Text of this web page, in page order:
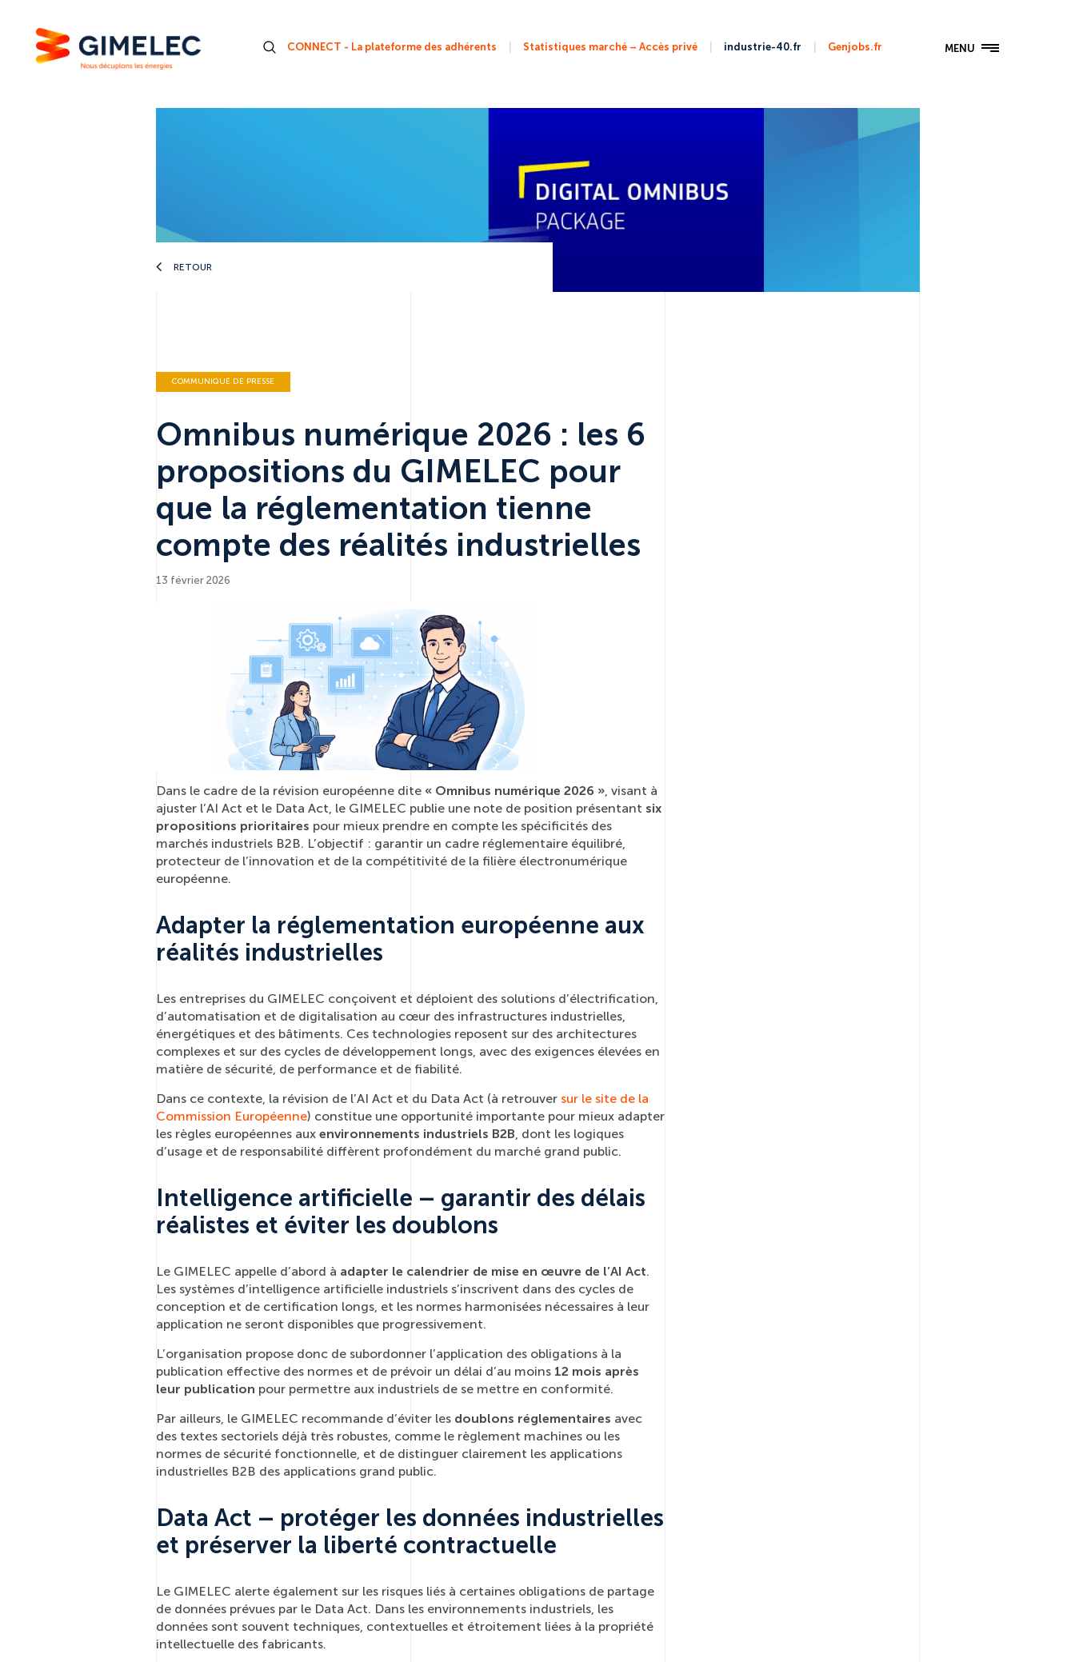
CONNECT - La plateforme des adhérents Statistiques marché – Accès privé industrie-40.fr Genjobs.fr MENU
RETOUR
COMMUNIQUÉ DE PRESSE
Omnibus numérique 2026 : les 6
propositions du GIMELEC pour
que la réglementation tienne
compte des réalités industrielles
13 février 2026
Dans le cadre de la révision européenne dite « Omnibus numérique 2026 », visant à
ajuster l’AI Act et le Data Act, le GIMELEC publie une note de position présentant six
propositions prioritaires pour mieux prendre en compte les spécificités des
marchés industriels B2B. L’objectif : garantir un cadre réglementaire équilibré,
protecteur de l’innovation et de la compétitivité de la filière électronumérique
européenne.
Adapter la réglementation européenne aux
réalités industrielles
Les entreprises du GIMELEC conçoivent et déploient des solutions d’électrification,
d’automatisation et de digitalisation au cœur des infrastructures industrielles,
énergétiques et des bâtiments. Ces technologies reposent sur des architectures
complexes et sur des cycles de développement longs, avec des exigences élevées en
matière de sécurité, de performance et de fiabilité.
Dans ce contexte, la révision de l’AI Act et du Data Act (à retrouver sur le site de la
Commission Européenne) constitue une opportunité importante pour mieux adapter
les règles européennes aux environnements industriels B2B, dont les logiques
d’usage et de responsabilité diffèrent profondément du marché grand public.
Intelligence artificielle – garantir des délais
réalistes et éviter les doublons
Le GIMELEC appelle d’abord à adapter le calendrier de mise en œuvre de l’AI Act.
Les systèmes d’intelligence artificielle industriels s’inscrivent dans des cycles de
conception et de certification longs, et les normes harmonisées nécessaires à leur
application ne seront disponibles que progressivement.
L’organisation propose donc de subordonner l’application des obligations à la
publication effective des normes et de prévoir un délai d’au moins 12 mois après
leur publication pour permettre aux industriels de se mettre en conformité.
Par ailleurs, le GIMELEC recommande d’éviter les doublons réglementaires avec
des textes sectoriels déjà très robustes, comme le règlement machines ou les
normes de sécurité fonctionnelle, et de distinguer clairement les applications
industrielles B2B des applications grand public.
Data Act – protéger les données industrielles
et préserver la liberté contractuelle
Le GIMELEC alerte également sur les risques liés à certaines obligations de partage
de données prévues par le Data Act. Dans les environnements industriels, les
données sont souvent techniques, contextuelles et étroitement liées à la propriété
intellectuelle des fabricants.